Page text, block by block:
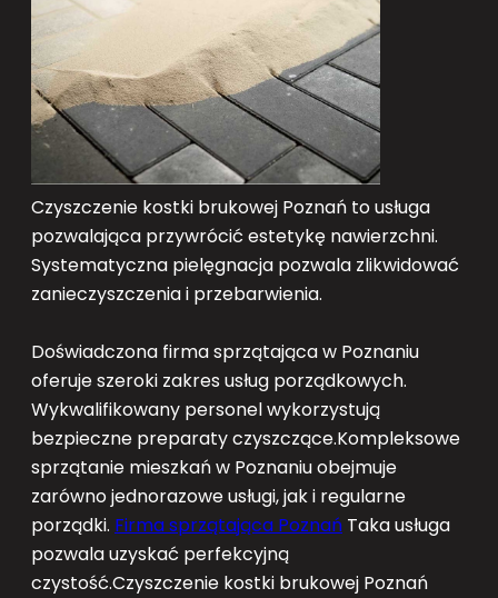
Czyszczenie kostki brukowej Poznań to usługa
pozwalająca przywrócić estetykę nawierzchni.
Systematyczna pielęgnacja pozwala zlikwidować
zanieczyszczenia i przebarwienia.
Doświadczona firma sprzątająca w Poznaniu
oferuje szeroki zakres usług porządkowych.
Wykwalifikowany personel wykorzystują
bezpieczne preparaty czyszczące.Kompleksowe
sprzątanie mieszkań w Poznaniu obejmuje
zarówno jednorazowe usługi, jak i regularne
porządki. Firma sprzątająca Poznań Taka usługa
pozwala uzyskać perfekcyjną
czystość.Czyszczenie kostki brukowej Poznań